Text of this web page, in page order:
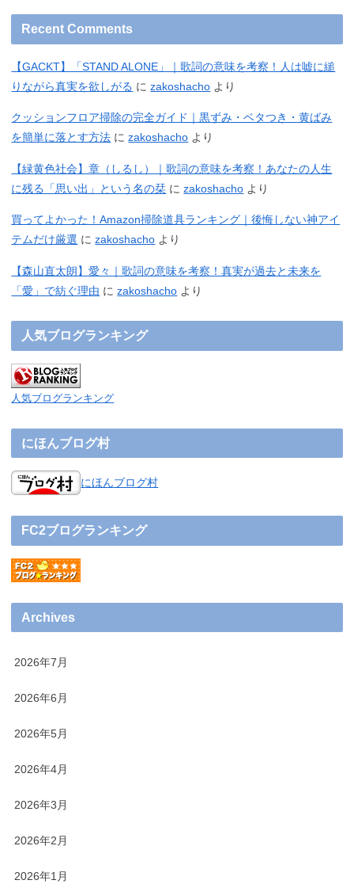
Recent Comments
【GACKT】「STAND ALONE」｜歌詞の意味を考察！人は嘘に縋
りながら真実を欲しがる にzakoshacho より
クッションフロア掃除の完全ガイド｜黒ずみ・ベタつき・黄ばみ
を簡単に落とす方法 にzakoshacho より
【緑黄色社会】章（しるし）｜歌詞の意味を考察！あなたの人生
に残る「思い出」という名の栞 にzakoshacho より
買ってよかった！Amazon掃除道具ランキング｜後悔しない神アイ
テムだけ厳選 にzakoshacho より
【森山直太朗】愛々｜歌詞の意味を考察！真実が過去と未来を
「愛」で紡ぐ理由 にzakoshacho より
人気ブログランキング
人気ブログランキング
にほんブログ村
にほんブログ村
FC2ブログランキング
Archives
2026年7月
2026年6月
2026年5月
2026年4月
2026年3月
2026年2月
2026年1月